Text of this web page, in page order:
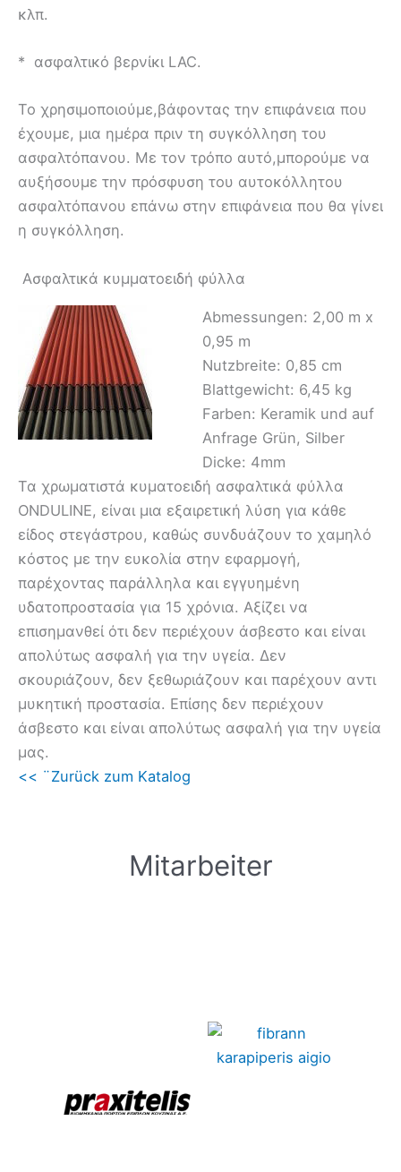
κλπ.
* ασφαλτικό βερνίκι LAC.
Το χρησιμοποιούμε,βάφοντας την επιφάνεια που
έχουμε, μια ημέρα πριν τη συγκόλληση του
ασφαλτόπανου. Με τον τρόπο αυτό,μπορούμε να
αυξήσουμε την πρόσφυση του αυτοκόλλητου
ασφαλτόπανου επάνω στην επιφάνεια που θα γίνει
η συγκόλληση.
Ασφαλτικά κυμματοειδή φύλλα
Abmessungen: 2,00 m x
0,95 m
Nutzbreite: 0,85 cm
Blattgewicht: 6,45 kg
Farben: Keramik und auf
Anfrage Grün, Silber
Dicke: 4mm
Τα χρωματιστά κυματοειδή ασφαλτικά φύλλα
ONDULINE, είναι μια εξαιρετική λύση για κάθε
είδος στεγάστρου, καθώς συνδυάζουν το χαμηλό
κόστος με την ευκολία στην εφαρμογή,
παρέχοντας παράλληλα και εγγυημένη
υδατοπροστασία για 15 χρόνια. Αξίζει να
επισημανθεί ότι δεν περιέχουν άσβεστο και είναι
απολύτως ασφαλή για την υγεία. Δεν
σκουριάζουν, δεν ξεθωριάζουν και παρέχουν αντι
μυκητική προστασία. Επίσης δεν περιέχουν
άσβεστο και είναι απολύτως ασφαλή για την υγεία
μας.
<< ¨Zurück zum Katalog
Mitarbeiter